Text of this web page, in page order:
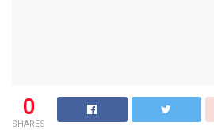
0
SHARES